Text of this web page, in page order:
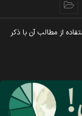
از مطالب آن با ذکر